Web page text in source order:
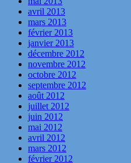
avril 2013
mars 2013
février 2013
janvier 2013
décembre 2012
novembre 2012
octobre 2012
septembre 2012
août 2012
juillet 2012
juin 2012
mai 2012
avril 2012
mars 2012
février 2012